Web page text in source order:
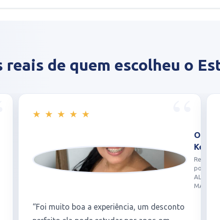
de quem escolheu o
Responsável
★ ★ ★ ★ ★
ANA
FLAV...
por
Evellyn
Yann...
“Foi uma oportunidade ter o Estuda Plus,